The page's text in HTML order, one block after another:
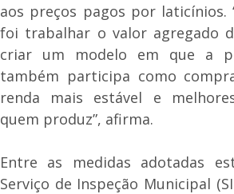
aos preços pagos por laticínios.
foi trabalhar o valor agregado
criar um modelo em que a
também participa como
renda mais estável e
quem produz”, afirma.
Entre as medidas adotadas
Serviço de Inspeção Municipal